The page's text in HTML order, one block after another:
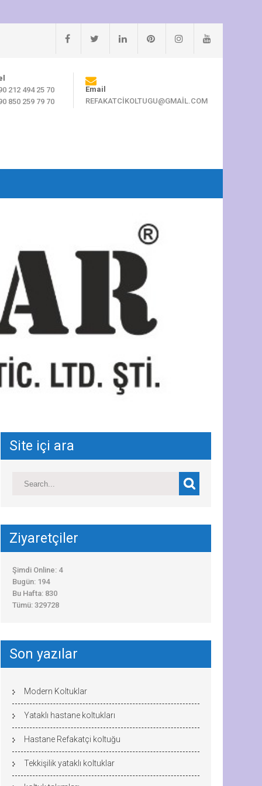
212 494 25 70
850 259 79 70
Email
REFAKATCIKOLTUGU@GMAIL.COM
Site içi ara
Ziyaretçiler
Şimdi Online: 4
Bugün: 194
Bu Hafta: 830
Tümü: 329728
Son yazılar
Modern Koltuklar
Yataklı hastane koltukları
Hastane Refakatçi koltuğu
Tekkişilik yataklı koltuklar